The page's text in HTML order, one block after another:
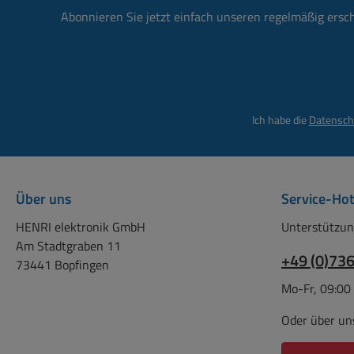
Feindrähtig
Aderendhülse 0,2
Aderendhülse
6qmm Nennstrom --------
800V 2 Schraubanschlüsse (
Links + Rechts ) Anzahl der
Klemmstellen
Anzahl der
-60...+130°C Lieferumfang:
Abonnieren Sie jetzt einfach unseren regelmäßig
Ich habe die
Über uns
HENRI elektronik GmbH
Am Stadtgraben 11
73441 Bopfingen
Service-
+49
Mo-Fr,
Oder über